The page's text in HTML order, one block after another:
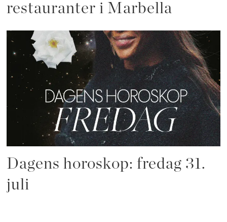
restauranter i Marbella
Dagens horoskop: fredag 31.
juli